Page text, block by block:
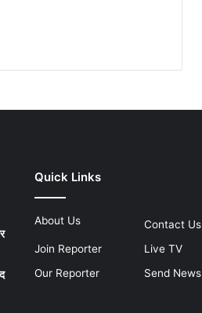
Quick Links
About Us
Contact Us
Join Reporter
Live TV
Our Reporter
Send News